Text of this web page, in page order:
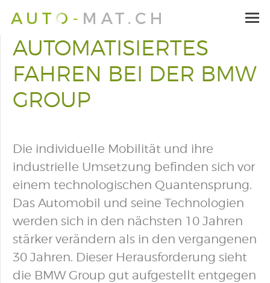
AUTOMATISIERTES
FAHREN BEI DER BMW
GROUP
Die individuelle Mobilität und ihre
industrielle Umsetzung befinden sich vor
einem technologischen Quantensprung.
Das Automobil und seine Technologien
werden sich in den nächsten 10 Jahren
stärker verändern als in den vergangenen
30 Jahren. Dieser Herausforderung sieht
die BMW Group gut aufgestellt entgegen